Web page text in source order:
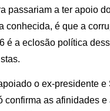
passariam a ter apoio
conhecida, é que a
é a eclosão política
o ex-presidente
confirma as afinidades